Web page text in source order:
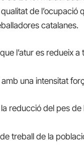
de
catalanes.
l’atur es redueix
una intensitat
reducció del pes
treball de la